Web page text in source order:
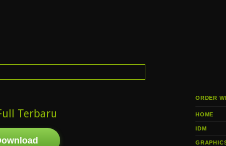
Terbaru
ORDER
HOME
IDM